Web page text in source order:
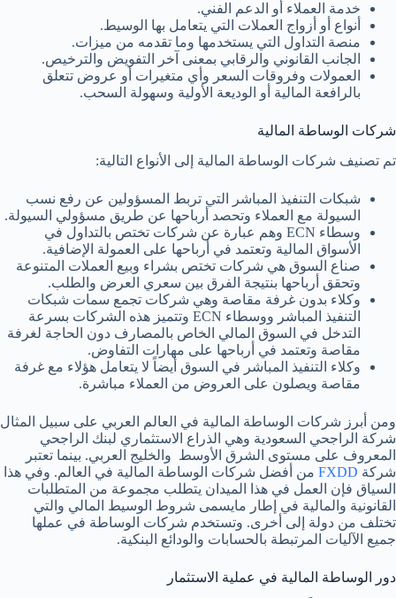
خدمة العملاء أو الدعم الفني.
أنواع أو أزواج العملات التي يتعامل بها الوسيط.
منصة التداول التي يستخدمها وما تقدمه من ميزات.
الجانب القانوني والرقابي بمعنى آخر التفويض والترخيص.
العمولات وفروقات السعر وأي متغيرات أو عروض تتعلق
بالرافعة المالية أو الوديعة الأولية وسهولة السحب.
شركات الوساطة المالية
تم تصنيف شركات الوساطة المالية إلى الأنواع التالية:
شبكات التنفيذ المباشر التي تربط المسؤولين عن رفع نسب
السيولة مع العملاء وتحصد أرباحها عن طريق مسؤولي السيولة.
وسطاء ECN وهم عبارة عن شركات تختص بالتداول في
الأسواق المالية وتعتمد في أرباحها على العمولة الإضافية.
صناع السوق هي شركات تختص بشراء وبيع العملات المتنوعة
وتحقق أرباحها بنتيجة الفرق بين سعري العرض والطلب.
وكلاء بدون غرفة مقاصة وهي شركات تجمع سمات شبكات
التنفيذ المباشر ووسطاء ECN وتتميز هذه الشركات بسرعة
التدخل في السوق المالي الخاص بالمصارف دون الحاجة لغرفة
مقاصة وتعتمد في أرباحها على مهارات التفاوض.
وكلاء التنفيذ المباشر في السوق أيضاً لا يتعامل هؤلاء مع غرفة
مقاصة ويصلون على العروض من العملاء مباشرة.
ومن أبرز شركات الوساطة المالية في العالم العربي على سبيل المثال
شركة الراجحي السعودية وهي الذراع الاستثماري لبنك الراجحي
المعروف على مستوى الشرق الأوسط والخليج العربي. بينما تعتبر
شركة FXDD من أفضل شركات الوساطة المالية في العالم. وفي هذا
السياق فإن العمل في هذا الميدان يتطلب مجموعة من المتطلبات
القانونية والمالية في إطار مايسمى شروط الوسيط المالي والتي
تختلف من دولة إلى أخرى. وتستخدم شركات الوساطة في عملها
جميع الآليات المرتبطة بالحسابات والودائع البنكية.
دور الوساطة المالية في عملية الاستثمار